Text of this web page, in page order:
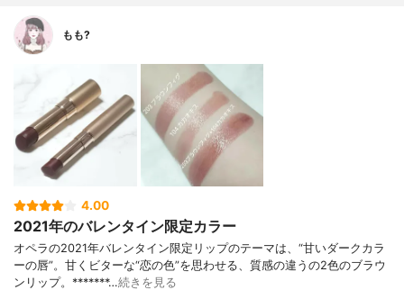
もも?
4.00
2021年のバレンタイン限定カラー
オペラの2021年バレンタイン限定リップのテーマは、“甘いダークカラ
ーの唇”。甘くビターな“恋の色”を思わせる、質感の違うの2色のブラウ
ンリップ。*******…続きを見る